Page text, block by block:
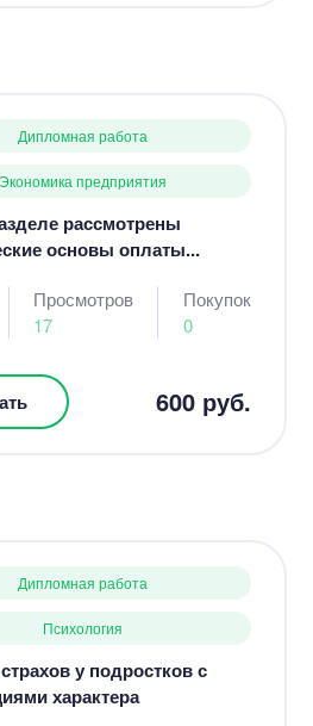
Дипломная работа
Экономика предприятия
рассмотрены
основы оплаты...
Просмотров
17
Покупок
0
600 руб.
Дипломная работа
Психология
у подростков с
характера